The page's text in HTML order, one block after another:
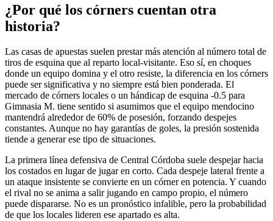
¿Por qué los córners cuentan otra
historia?
Las casas de apuestas suelen prestar más atención al número total de
tiros de esquina que al reparto local-visitante. Eso sí, en choques
donde un equipo domina y el otro resiste, la diferencia en los córners
puede ser significativa y no siempre está bien ponderada. El
mercado de córners locales o un hándicap de esquina -0.5 para
Gimnasia M. tiene sentido si asumimos que el equipo mendocino
mantendrá alrededor de 60% de posesión, forzando despejes
constantes. Aunque no hay garantías de goles, la presión sostenida
tiende a generar ese tipo de situaciones.
La primera línea defensiva de Central Córdoba suele despejar hacia
los costados en lugar de jugar en corto. Cada despeje lateral frente a
un ataque insistente se convierte en un córner en potencia. Y cuando
el rival no se anima a salir jugando en campo propio, el número
puede dispararse. No es un pronóstico infalible, pero la probabilidad
de que los locales lideren ese apartado es alta.